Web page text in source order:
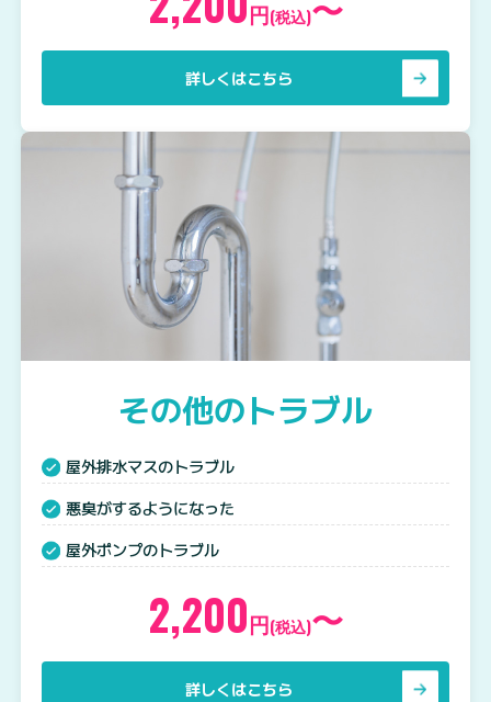
円(税込)
詳しくはこちら
その他のトラブル
屋外排水マスのトラブル
悪臭がするようになった
屋外ポンプのトラブル
2,200円(税込)〜
詳しくはこちら